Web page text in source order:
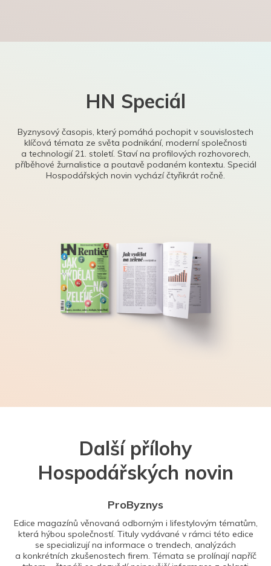
HN Speciál
Byznysový časopis, který pomáhá pochopit v souvislostech
klíčová témata ze světa podnikání, moderní společnosti
a technologií 21. století. Staví na profilových rozhovorech,
příběhové žurnalistice a poutavě podaném kontextu. Speciál
Hospodářských novin vychází čtyřikrát ročně.
Další přílohy
Hospodářských novin
ProByznys
Edice magazínů věnovaná odborným i lifestylovým tématům,
která hýbou společností. Tituly vydávané v rámci této edice
se specializují na informace o trendech, analýzách
a konkrétních zkušenostech firem. Témata se prolínají napříč